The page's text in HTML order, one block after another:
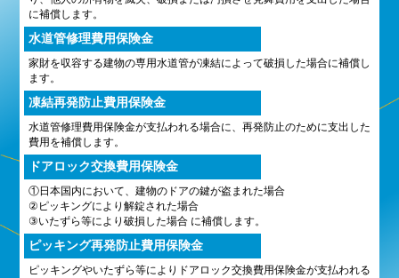
に補償します。
水道管修理費用保険金
家財を収容する建物の専用水道管が凍結によって破損した場合に補償し
ます。
凍結再発防止費用保険金
水道管修理費用保険金が支払われる場合に、再発防止のために支出した
費用を補償します。
ドアロック交換費用保険金
①日本国内において、建物のドアの鍵が盗まれた場合
②ピッキングにより解錠された場合
③いたずら等により破損した場合 に補償します。
ピッキング再発防止費用保険金
ピッキングやいたずら等によりドアロック交換費用保険金が支払われる